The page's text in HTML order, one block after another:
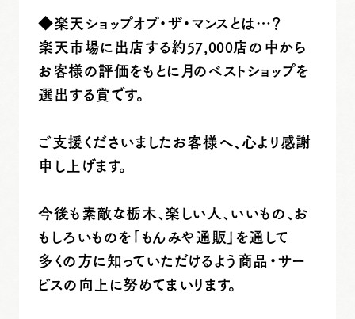
◆楽天ショップオブ・ザ・マンスとは…？
楽天市場に出店する約57,000店の中から
お客様の評価をもとに月のベストショップを
選出する賞です。
ご支援くださいましたお客様へ、心より感謝
申し上げます。
今後も素敵な栃木、楽しい人、いいもの、お
もしろいものを「もんみや通販」を通して
多くの方に知っていただけるよう商品・サー
ビスの向上に努めてまいります。